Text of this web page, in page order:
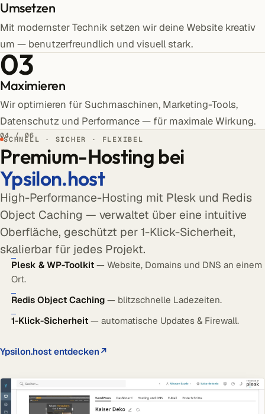
Umsetzen
Mit modernster Technik setzen wir deine Website kreativ
um — benutzerfreundlich und visuell stark.
03
Maximieren
Wir optimieren für Suchmaschinen, Marketing-Tools,
Datenschutz und Performance — für maximale Wirkung.
04 / 06
SCHNELL · SICHER · FLEXIBEL
Premium-Hosting bei
Ypsilon.host
High-Performance-Hosting mit Plesk und Redis
Object Caching — verwaltet über eine intuitive
Oberfläche, geschützt per 1-Klick-Sicherheit,
skalierbar für jedes Projekt.
Plesk & WP-Toolkit — Website, Domains und DNS an einem
Ort.
Redis Object Caching — blitzschnelle Ladezeiten.
1-Klick-Sicherheit — automatische Updates & Firewall.
Ypsilon.host entdecken ↗